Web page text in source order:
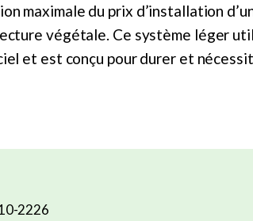
maximale du prix d’installation
végétale. Ce système léger
et est conçu pour durer et
2226